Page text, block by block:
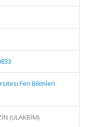
Fen Bilimleri
(ULAKBİM)